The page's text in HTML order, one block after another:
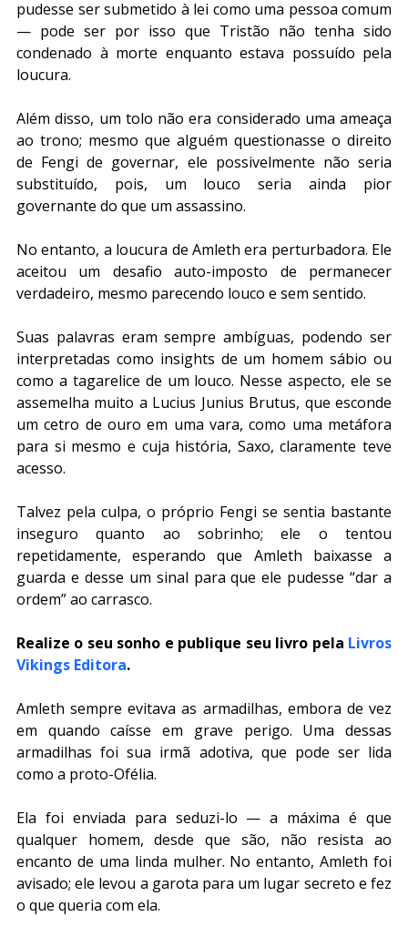
pudesse ser submetido à lei como uma pessoa comum
— pode ser por isso que Tristão não tenha sido
condenado à morte enquanto estava possuído pela
loucura.
Além disso, um tolo não era considerado uma ameaça
ao trono; mesmo que alguém questionasse o direito
de Fengi de governar, ele possivelmente não seria
substituído, pois, um louco seria ainda pior
governante do que um assassino.
No entanto, a loucura de Amleth era perturbadora. Ele
aceitou um desafio auto-imposto de permanecer
verdadeiro, mesmo parecendo louco e sem sentido.
Suas palavras eram sempre ambíguas, podendo ser
interpretadas como insights de um homem sábio ou
como a tagarelice de um louco. Nesse aspecto, ele se
assemelha muito a Lucius Junius Brutus, que esconde
um cetro de ouro em uma vara, como uma metáfora
para si mesmo e cuja história, Saxo, claramente teve
acesso.
Talvez pela culpa, o próprio Fengi se sentia bastante
inseguro quanto ao sobrinho; ele o tentou
repetidamente, esperando que Amleth baixasse a
guarda e desse um sinal para que ele pudesse “dar a
ordem” ao carrasco.
Realize o seu sonho e publique seu livro pela Livros
Vikings Editora.
Amleth sempre evitava as armadilhas, embora de vez
em quando caísse em grave perigo. Uma dessas
armadilhas foi sua irmã adotiva, que pode ser lida
como a proto-Ofélia.
Ela foi enviada para seduzi-lo — a máxima é que
qualquer homem, desde que são, não resista ao
encanto de uma linda mulher. No entanto, Amleth foi
avisado; ele levou a garota para um lugar secreto e fez
o que queria com ela.